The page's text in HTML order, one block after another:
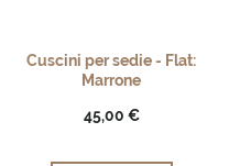
Cuscini per sedie - Flat:
Marrone
45,00 €